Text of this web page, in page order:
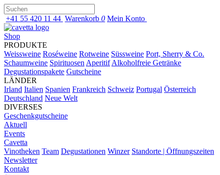
+41 55 420 11 44 Warenkorb 0 Mein Konto
Shop
PRODUKTE
Weissweine Roséweine Rotweine Süssweine Port, Sherry & Co.
Schaumweine Spirituosen Aperitif Alkoholfreie Getränke
Degustationspakete Gutscheine
LÄNDER
Irland Italien Spanien Frankreich Schweiz Portugal Österreich
Deutschland Neue Welt
DIVERSES
Geschenkgutscheine
Aktuell
Events
Cavetta
Vinotheken Team Degustationen Winzer Standorte | Öffnungszeiten
Newsletter
Kontakt